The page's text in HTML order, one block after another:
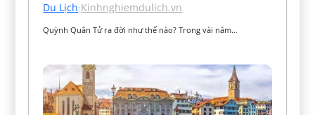
Du Lịch·Kinhnghiemdulich.vn
Quỳnh Quân Tử ra đời như thế nào? Trong vài năm…